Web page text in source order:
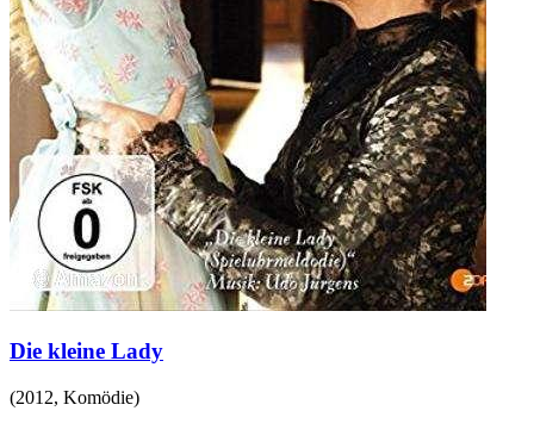
Die kleine Lady
(2012, Komödie)